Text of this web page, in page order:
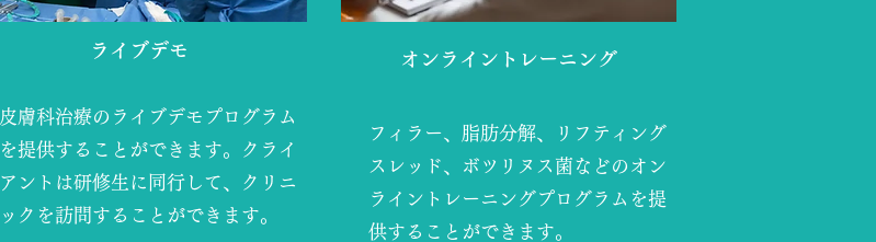
ライブデモ
皮膚科治療のライブデモプログラム
を提供することができます。クライ
アントは研修生に同行して、クリニ
ックを訪問することができます。
オンライントレーニング
フィラー、脂肪分解、リフティング
スレッド、ボツリヌス菌などのオン
ライントレーニングプログラムを提
供することができます。